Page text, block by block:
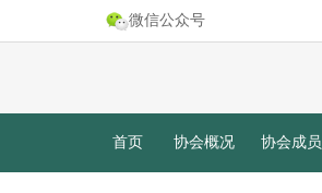
微信公众号
首页 协会概况 协会成员